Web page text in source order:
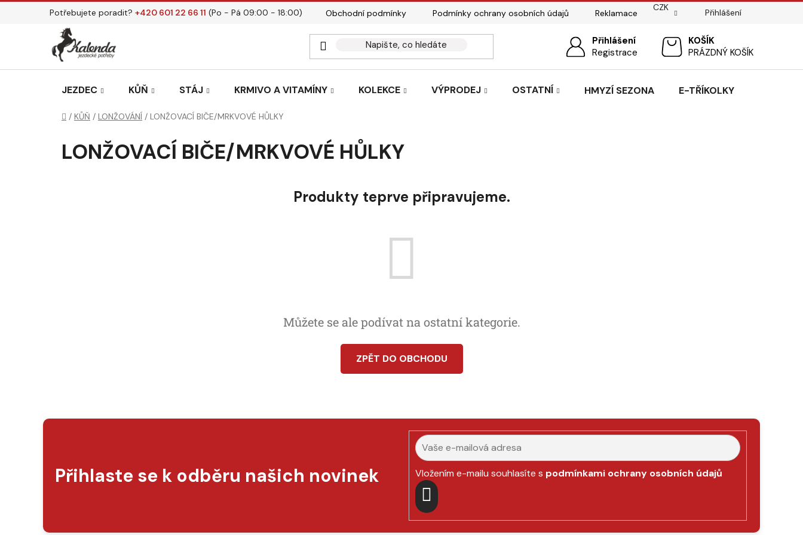
Přejít
Potřebujete poradit? +420 601 22 66 11 (Po - Pá 09:00 - 18:00) Obchodní podmínky Podmínky ochrany osobních údajů
Reklamace
Pasování sedel pro koně
CZK
Přihlášení
Přihlášení
Registrace
NÁKUPNÍPRÁZDNÝ KOŠÍK
JEZDEC KŮŇ STÁJ KRMIVO A VITAMÍNY KOLEKCE VÝPRODEJ OSTATNÍ HMYZÍ SEZONA E-TŘÍKOLKY
Domů
/ KŮŇ / LONŽOVÁNÍ / LONŽOVACÍ BIČE/MRKVOVÉ HŮLKY
LONŽOVACÍ BIČE/MRKVOVÉ HŮLKY
Produkty teprve připravujeme.
Můžete se ale podívat na ostatní kategorie.
ZPĚT DO OBCHODU
Přihlaste se k odběru našich novinek Vložením e-mailu souhlasíte s podmínkami ochrany osobních údajů
PŘIHLÁSIT